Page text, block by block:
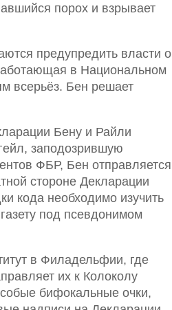
порох и взрывает
предупредить власти о
в Национальном
всерьёз. Бен решает
Бену и Райли
заподозрившую
ФБР, Бен отправляется
стороне Декларации
кода необходимо изучить
под псевдонимом
в Филадельфии, где
их к Колоколу
бифокальные очки,